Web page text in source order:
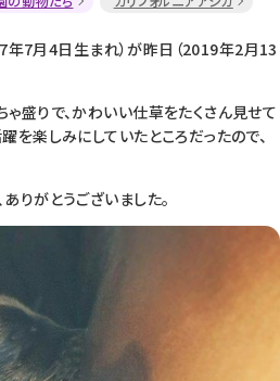
年7月4日生まれ）が昨日（2019年2月13
盛りで、かわいい仕草をたくさん見せて
を楽しみにしていたところだったので、
りがとうございました。